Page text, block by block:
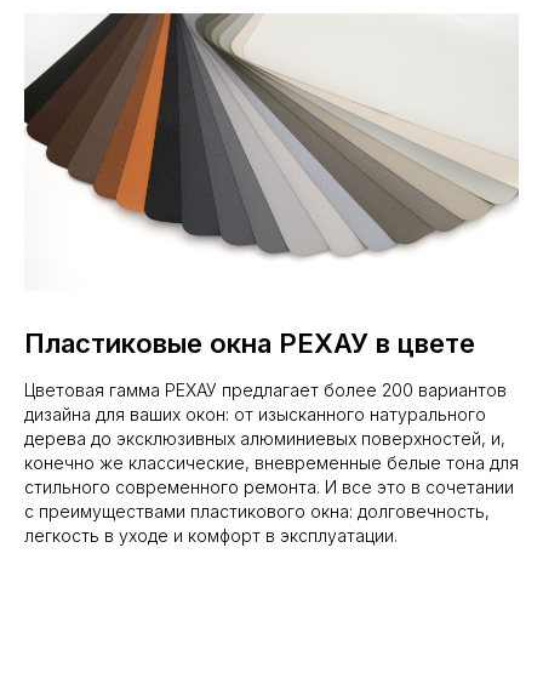
Пластиковые окна РЕХАУ в цвете
Цветовая гамма РЕХАУ предлагает более 200 вариантов
дизайна для ваших окон: от изысканного натурального
дерева до эксклюзивных алюминиевых поверхностей, и,
конечно же классические, вневременные белые тона для
стильного современного ремонта. И все это в сочетании
с преимуществами пластикового окна: долговечность,
легкость в уходе и комфорт в эксплуатации.